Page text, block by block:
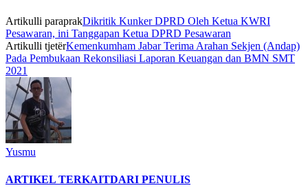
Artikulli paraprakDikritik Kunker DPRD Oleh Ketua KWRI
Pesawaran, ini Tanggapan Ketua DPRD Pesawaran
Artikulli tjetërKemenkumham Jabar Terima Arahan Sekjen (Andap)
Pada Pembukaan Rekonsiliasi Laporan Keuangan dan BMN SMT
2021
Yusmu
ARTIKEL TERKAITDARI PENULIS